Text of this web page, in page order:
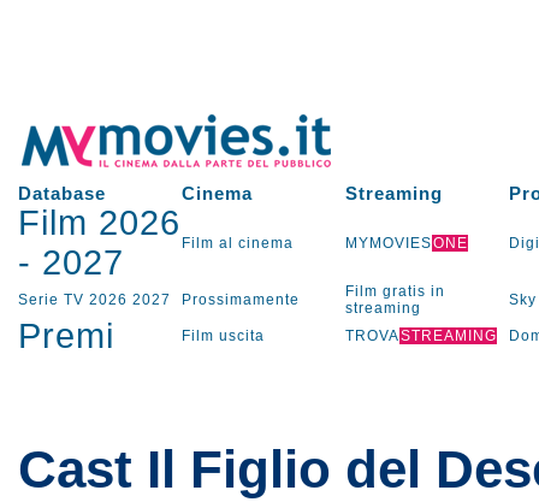
Database Cinema Streaming
Film 2026
- 2027 Film al cinema MYMOVIESONE
Serie TV 2026 2027 Prossimamente
Film gratis in
streaming
Sky
Premi Film uscita TROVASTREAMING
Cast Il Figlio del